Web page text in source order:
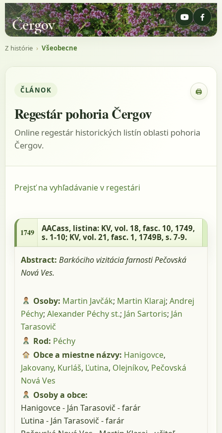
Čergov
Z histórie › Všeobecne
ČLÁNOK 🖨
Regestár pohoria Čergov
Online regestár historických listín oblasti pohoria
Čergov.
Prejsť na vyhľadávanie v regestári
1749, s. 1-10; KV, vol. 21, fasc. 1, 1749B, s.
7-9.
1749 AACass, listina: KV, vol. 18, fasc. 10, 1749,
s. 1-10; KV, vol. 21, fasc. 1, 1749B, s. 7-9.
Abstract: Barkóciho vizitácia farnosti Pečovská
Nová Ves.
Osoby: Martin Javčák; Martin Klaraj;Andrej
Péchy; Alexander Péchy st.; Ján Sartoris; Ján
Tarasovič
Rod: Péchy
Obce a miestne názvy: Hanigovce,
Jakovany, Kurláš, Ľutina, Olejníkov, Pečovská
Nová Ves
Osoby a obce:
Hanigovce - Ján Tarasovič - farár
Ľutina - Ján Tarasovič - farár